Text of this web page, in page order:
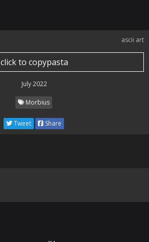
ascii art
click to copypasta
July 2022
Morbius
Tweet Share